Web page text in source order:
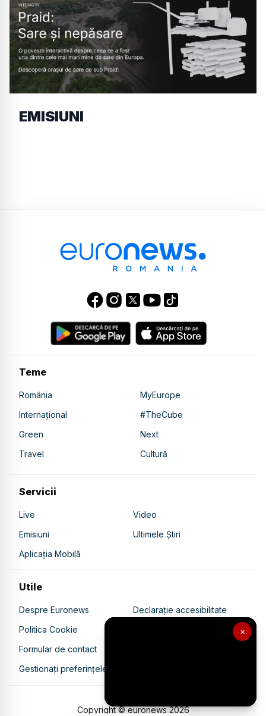
×
EMISIUNI
Teme
România
MyEurope
Internațional
#TheCube
Green
Next
Travel
Cultură
Servicii
Live
Video
Emisiuni
Ultimele Știri
Aplicația Mobilă
Utile
Despre Euronews
Declarație accesibilitate
Politica Cookie
Politica de confidențialitate
Formular de contact
Gestionați preferințele
Copyright © euronews2026